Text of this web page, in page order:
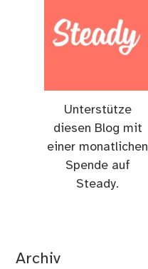
Unterstütze
diesen Blog mit
einer monatlichen
Spende auf
Steady.
Archiv